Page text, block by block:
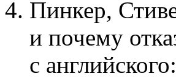
Пинкер,
и почему
с